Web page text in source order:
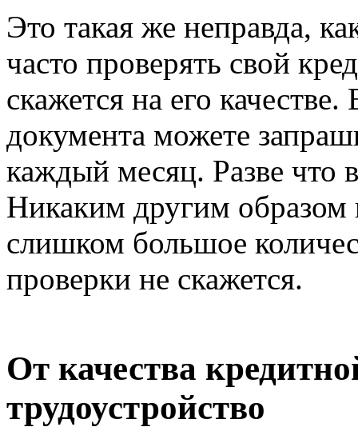
Это такая же неправда,
часто проверять свой
скажется на его
документа можете
каждый месяц. Разве что
Никаким другим образом
слишком большое
проверки не скажется.
От качества
трудоустройство